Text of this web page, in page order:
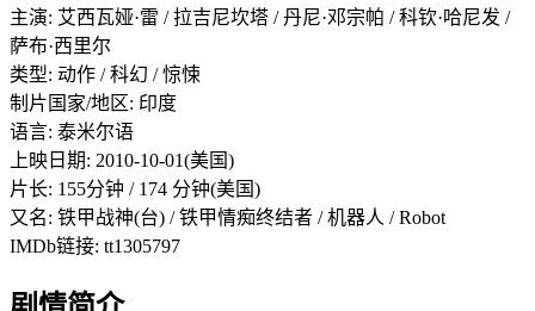
主演: 艾西瓦娅·雷 / 拉吉尼坎塔 / 丹尼·邓宗帕 / 科钦·哈尼发 /
萨布·西里尔
类型: 动作 / 科幻 / 惊悚
制片国家/地区: 印度
语言: 泰米尔语
上映日期: 2010-10-01(美国)
片长: 155分钟 / 174 分钟(美国)
又名: 铁甲战神(台) / 铁甲情痴终结者 / 机器人 / Robot
IMDb链接: tt1305797